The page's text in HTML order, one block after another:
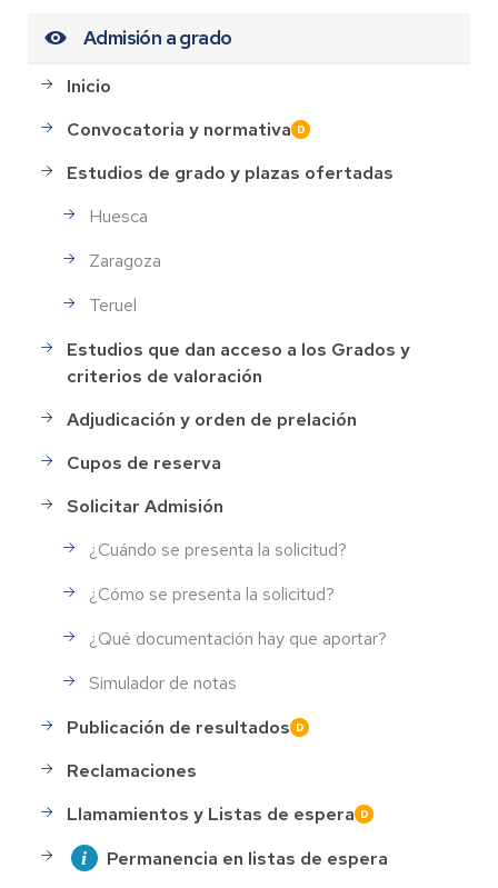
Admisión a grado
Inicio
Convocatoria y normativa
Estudios de grado y plazas ofertadas
Huesca
Zaragoza
Teruel
Estudios que dan acceso a los Grados y
criterios de valoración
Adjudicación y orden de prelación
Cupos de reserva
Solicitar Admisión
¿Cuándo se presenta la solicitud?
¿Cómo se presenta la solicitud?
¿Qué documentación hay que aportar?
Simulador de notas
Publicación de resultados
Reclamaciones
Llamamientos y Listas de espera
Permanencia en listas de espera